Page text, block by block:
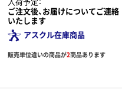
ご注文後、お届けについてご連絡
いたします
アスクル在庫商品
販売単位違いの商品が2商品あります